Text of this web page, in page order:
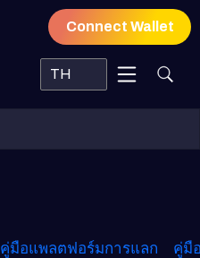
Connect Wallet
TH
คู่มือแพลตฟอร์มการแลก
คู่มื